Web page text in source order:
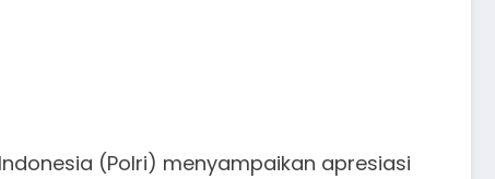
(Polri) menyampaikan apresiasi